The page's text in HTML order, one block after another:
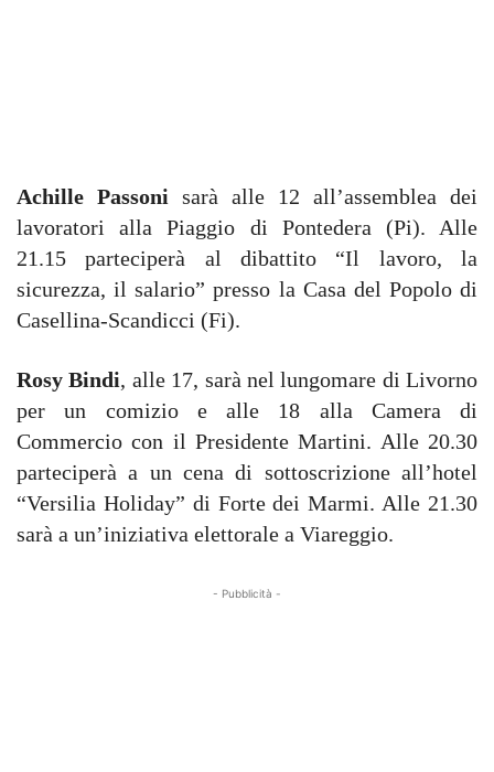
Achille Passoni sarà alle 12 all’assemblea dei
lavoratori alla Piaggio di Pontedera (Pi). Alle
21.15 parteciperà al dibattito “Il lavoro, la
sicurezza, il salario” presso la Casa del Popolo di
Casellina-Scandicci (Fi).
Rosy Bindi, alle 17, sarà nel lungomare di Livorno
per un comizio e alle 18 alla Camera di
Commercio con il Presidente Martini. Alle 20.30
parteciperà a un cena di sottoscrizione all’hotel
“Versilia Holiday” di Forte dei Marmi. Alle 21.30
sarà a un’iniziativa elettorale a Viareggio.
- Pubblicità -